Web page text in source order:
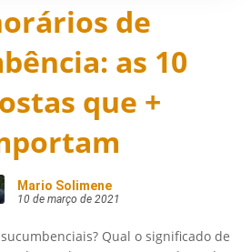
de
as 10
que +
Mario Solimene
10 de março de 2021
Qual o significado de